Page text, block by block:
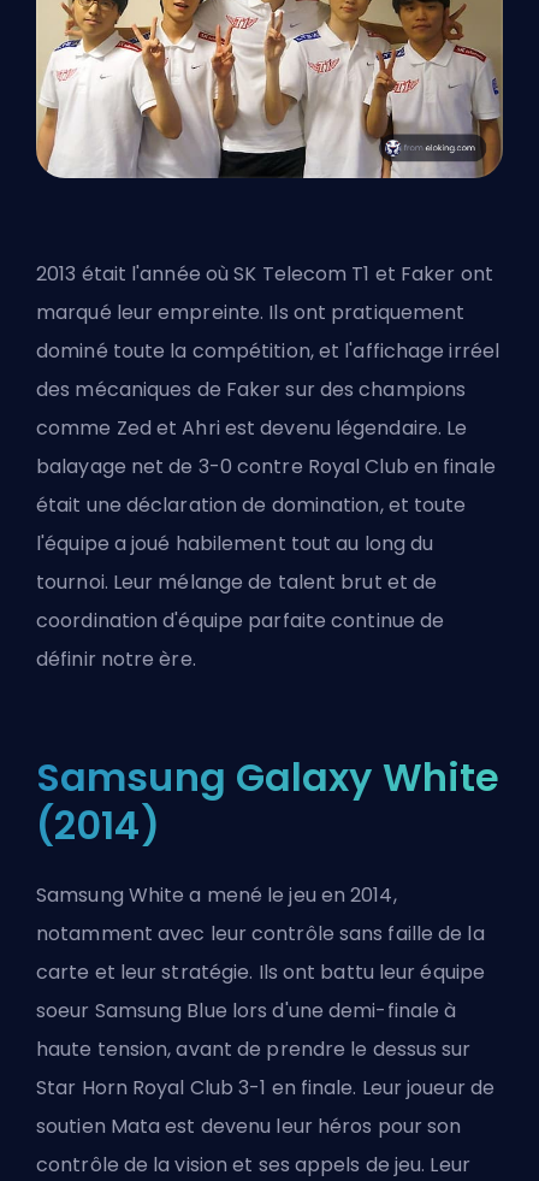
2013 était l'année où SK Telecom T1 et Faker ont
marqué leur empreinte. Ils ont pratiquement
dominé toute la compétition, et l'affichage irréel
des mécaniques de Faker sur des champions
comme Zed et Ahri est devenu légendaire. Le
balayage net de 3-0 contre Royal Club en finale
était une déclaration de domination, et toute
l'équipe a joué habilement tout au long du
tournoi. Leur mélange de talent brut et de
coordination d'équipe parfaite continue de
définir notre ère.
Samsung Galaxy White
(2014)
Samsung White a mené le jeu en 2014,
notamment avec leur contrôle sans faille de la
carte et leur stratégie. Ils ont battu leur équipe
soeur Samsung Blue lors d'une demi-finale à
haute tension, avant de prendre le dessus sur
Star Horn Royal Club 3-1 en finale. Leur joueur de
soutien Mata est devenu leur héros pour son
contrôle de la vision et ses appels de jeu. Leur